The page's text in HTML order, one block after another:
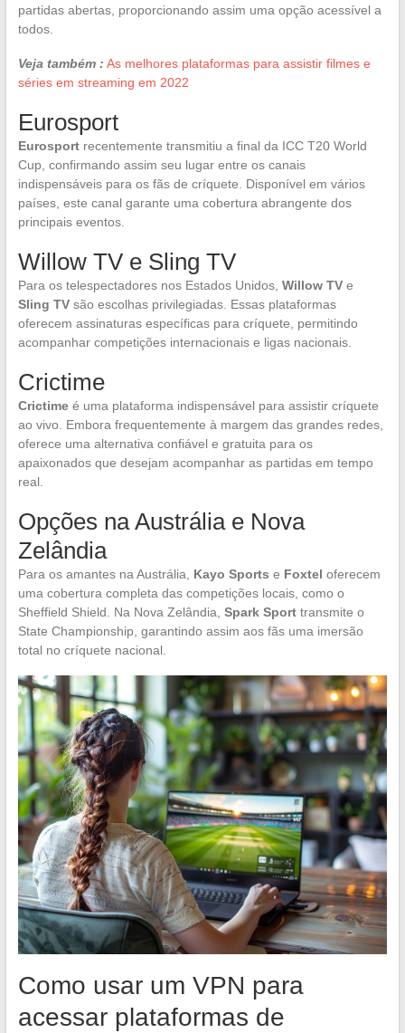
partidas abertas, proporcionando assim uma opção acessível a
todos.
Veja também : As melhores plataformas para assistir filmes e
séries em streaming em 2022
Eurosport
Eurosportrecentemente transmitiu a final da ICC T20 World
Cup, confirmando assim seu lugar entre os canais
indispensáveis para os fãs de críquete. Disponível em vários
países, este canal garante uma cobertura abrangente dos
principais eventos.
Willow TV e Sling TV
Para os telespectadores nos Estados Unidos, Willow TVe
Sling TVsão escolhas privilegiadas. Essas plataformas
oferecem assinaturas específicas para críquete, permitindo
acompanhar competições internacionais e ligas nacionais.
Crictime
Crictimeé uma plataforma indispensável para assistir críquete
ao vivo. Embora frequentemente à margem das grandes redes,
oferece uma alternativa confiável e gratuita para os
apaixonados que desejam acompanhar as partidas em tempo
real.
Opções na Austrália e Nova
Zelândia
Para os amantes na Austrália, Kayo Sports e Foxtel oferecem
uma cobertura completa das competições locais, como o
Sheffield Shield. Na Nova Zelândia, Spark Sporttransmite o
State Championship, garantindo assim aos fãs uma imersão
total no críquete nacional.
Como usar um VPN para
acessar plataformas de